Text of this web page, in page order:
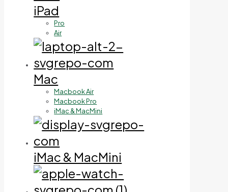
iPad
Pro
Air
Mac
Macbook Air
Macbook Pro
iMac & MacMini
iMac & MacMini